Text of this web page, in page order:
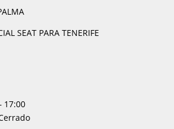
SEAT PARA TENERIFE
17:00